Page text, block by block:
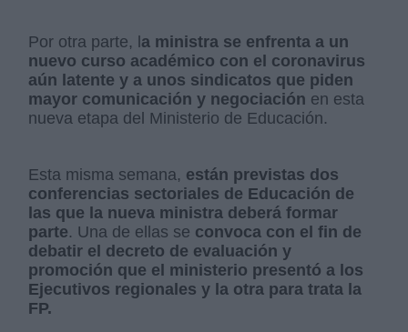
Por otra parte, l a ministra se enfrenta a un
nuevo curso académico con el coronavirus
aún latente y a unos sindicatos que piden
mayor comunicación y negociación en esta
nueva etapa del Ministerio de Educación.
Esta misma semana, están previstas dos
conferencias sectoriales de Educación de
las que la nueva ministra deberá formar
parte. Una de ellas se convoca con el fin de
debatir el decreto de evaluación y
promoción que el ministerio presentó a los
Ejecutivos regionales y la otra para trata la
FP.